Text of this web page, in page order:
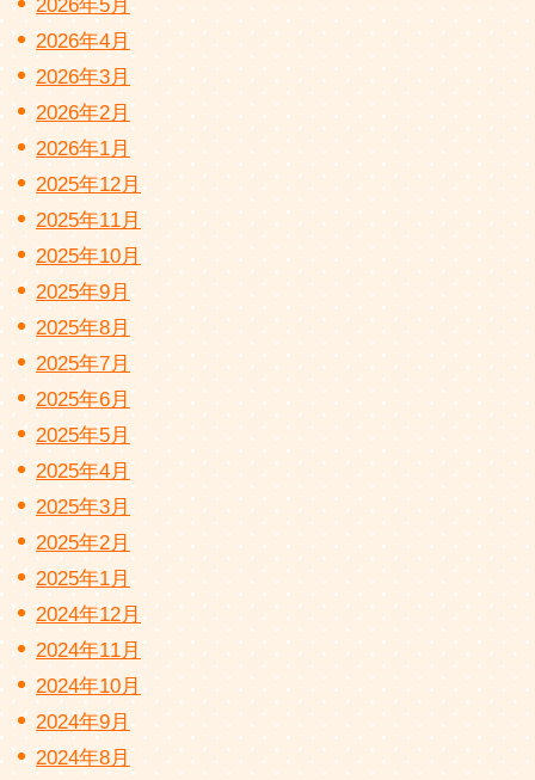
2026年5月
2026年4月
2026年3月
2026年2月
2026年1月
2025年12月
2025年11月
2025年10月
2025年9月
2025年8月
2025年7月
2025年6月
2025年5月
2025年4月
2025年3月
2025年2月
2025年1月
2024年12月
2024年11月
2024年10月
2024年9月
2024年8月